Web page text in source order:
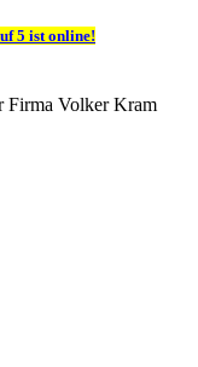
5 ist online!
Firma Volker Kram